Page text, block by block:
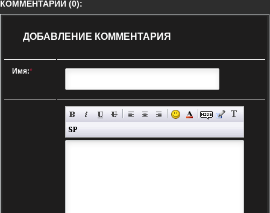
КОММЕНТАРИИ (0):
ДОБАВЛЕНИЕ КОММЕНТАРИЯ
Имя:*